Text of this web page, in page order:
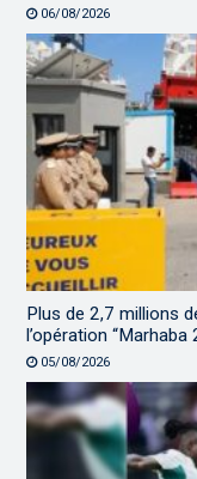
06/08/2026
Plus de 2,7 millions
l’opération “Marhaba
05/08/2026